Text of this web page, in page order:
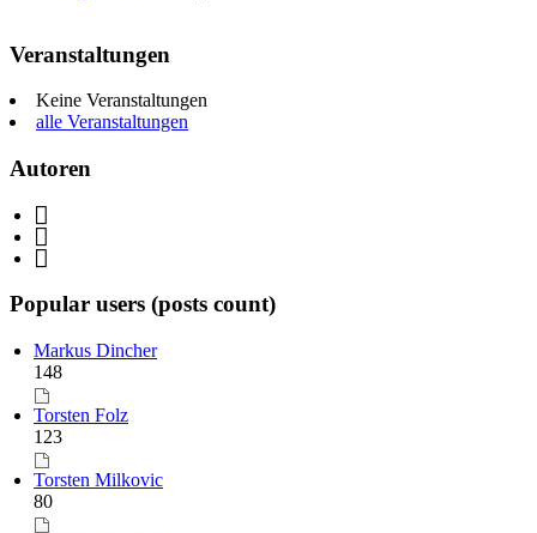
Veranstaltungen
Keine Veranstaltungen
alle Veranstaltungen
Autoren
Popular users (posts count)
Markus Dincher
148
Torsten Folz
123
Torsten Milkovic
80